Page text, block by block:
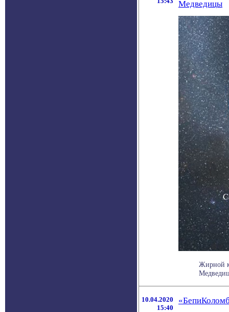
Медведицы
Жирной
10.04.2020
15:40